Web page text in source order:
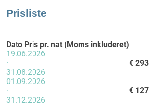
Prisliste
Dato Pris pr. nat (Moms inkluderet)
19.06.2026
·
31.08.2026
€ 293
01.09.2026
·
31.12.2026
€ 127